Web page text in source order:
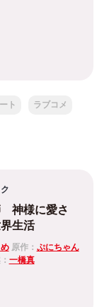
ト ラブコメ
神様に愛さ
生活
原作： ぷにちゃん
一橋真